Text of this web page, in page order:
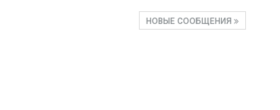
НОВЫЕ СООБЩЕНИЯ